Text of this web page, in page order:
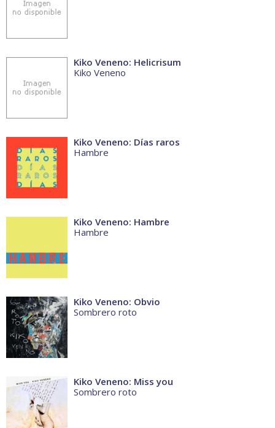
Kiko Veneno: Helicrisum
Kiko Veneno
Kiko Veneno: Días raros
Hambre
Kiko Veneno: Hambre
Hambre
Kiko Veneno: Obvio
Sombrero roto
Kiko Veneno: Miss you
Sombrero roto